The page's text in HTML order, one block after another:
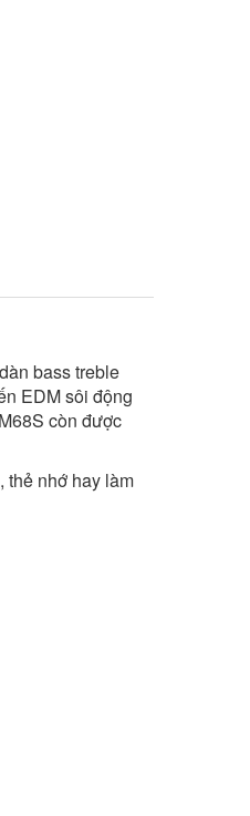
bass treble
EDM sôi động
còn được
thẻ nhớ hay làm